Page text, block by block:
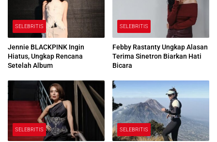
SELEBRITIS
Jennie BLACKPINK Ingin
Hiatus, Ungkap Rencana
Setelah Album
SELEBRITIS
Febby Rastanty Ungkap Alasan
Terima Sinetron Biarkan Hati
Bicara
SELEBRITIS SELEBRITIS